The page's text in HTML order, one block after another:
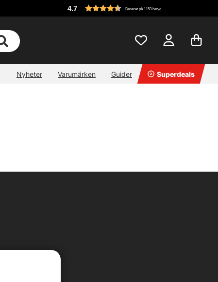
4.7 Baserat på 1153 betyg
Nyheter Varumärken Guider Superdeals